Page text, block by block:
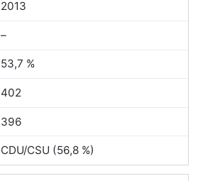
2013
–
53,7 %
402
396
CDU/CSU (56,8 %)